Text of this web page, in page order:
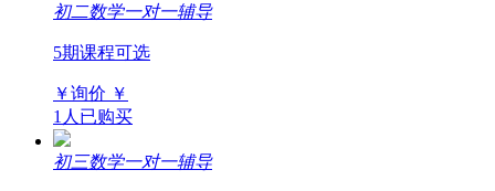
初二数学一对一辅导
5期课程可选
￥询价 ￥
1人已购买
初三数学一对一辅导